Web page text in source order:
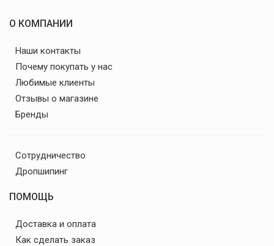
О КОМПАНИИ
Наши контакты
Почему покупать у нас
Любимые клиенты
Отзывы о магазине
Бренды
Сотрудничество
Дропшипинг
ПОМОЩЬ
Доставка и оплата
Как сделать заказ